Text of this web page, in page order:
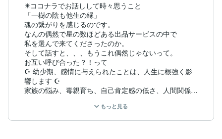
✴️ココナラでお話しして時々思うこと
「一樹の陰も他生の縁」
魂の繋がりを感じるのです。
なんの偶然で星の数ほどある出品サービスの中で
私を選んで来てくださったのか。
そして話すと、、、もうこれ偶然じゃないって。
お互い呼び合った？！って
☪️ 幼少期、感情に与えられたことは、人生に根強く影
響します ☪️
家族の悩み、毒親育ち、自己肯定感の低さ、人間関係の
恋愛がうまくいかない根本的原因は心の傷がルーツにあ
ることが多いです。
もっと見る